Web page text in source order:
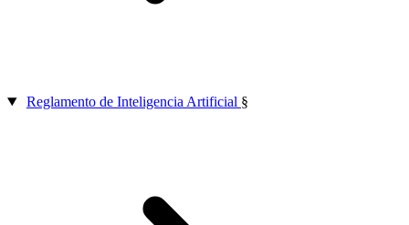
Reglamento de Inteligencia Artificial §